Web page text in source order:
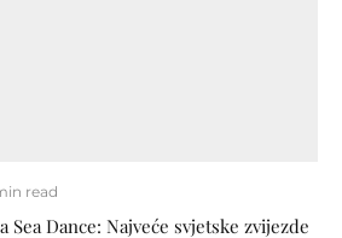
read
Sea Dance: Najveće svjetske zvijezde